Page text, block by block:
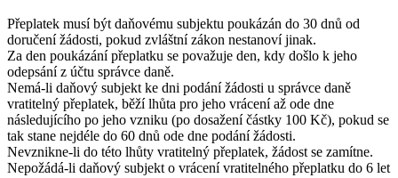
Přeplatek musí být daňovému subjektu poukázán do 30 dnů od
doručení žádosti, pokud zvláštní zákon nestanoví jinak.
Za den poukázání přeplatku se považuje den, kdy došlo k jeho
odepsání z účtu správce daně.
Nemá-li daňový subjekt ke dni podání žádosti u správce daně
vratitelný přeplatek, běží lhůta pro jeho vrácení až ode dne
následujícího po jeho vzniku (po dosažení částky 100 Kč), pokud se
tak stane nejdéle do 60 dnů ode dne podání žádosti.
Nevznikne-li do této lhůty vratitelný přeplatek, žádost se zamítne.
Nepožádá-li daňový subjekt o vrácení vratitelného přeplatku do 6 let